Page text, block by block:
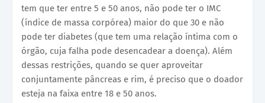
tem que ter entre 5 e 50 anos, não pode ter o IMC
(índice de massa corpórea) maior do que 30 e não
pode ter diabetes (que tem uma relação íntima com o
órgão, cuja falha pode desencadear a doença). Além
dessas restrições, quando se quer aproveitar
conjuntamente pâncreas e rim, é preciso que o doador
esteja na faixa entre 18 e 50 anos.